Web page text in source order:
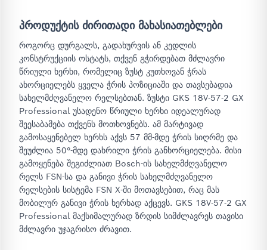
პროდუქტის ძირითადი მახასიათებლები
როგორც დურგალს, გადახურვის ან კედლის
კონსტრუქციის ოსტატს, თქვენ გჭირდებათ მძლავრი
წრიული ხერხი, რომელიც ზუსტ კუთხოვან ჭრას
ახორციელებს ყველა ჭრის პოზიციაში და თავსებადია
სახელმძღვანელო რელსებთან. ზუსტი GKS 18V-57-2 GX
Professional უსადენო წრიული ხერხი იდეალურად
შეესაბამება თქვენს მოთხოვნებს. ამ მარტივად
გამოსაყენებელ ხერხს აქვს 57 მმ-მდე ჭრის სიღრმე და
შეუძლია 50°-მდე დახრილი ჭრის განხორციელება. მისი
გამოყენება შეგიძლიათ Bosch-ის სახელმძღვანელო
რელს FSN-სა და განივი ჭრის სახელმძღვანელო
რელსების სისტემა FSN X-ში მოთავსებით, რაც მას
მობილურ განივი ჭრის ხერხად აქცევს. GKS 18V-57-2 GX
Professional მაქსიმალურად ზრდის სიმძლავრეს თავისი
მძლავრი უჯაგრისო ძრავით.